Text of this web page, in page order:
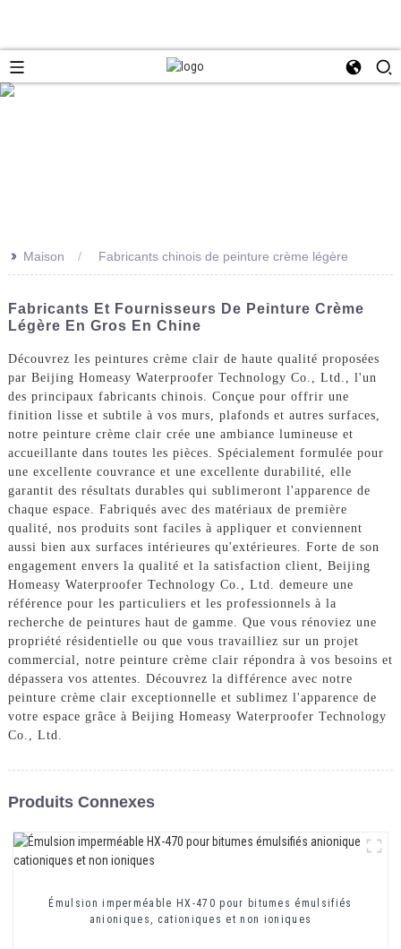
>> Maison Fabricants chinois de peinture crème légère
Fabricants Et Fournisseurs De Peinture Crème
Légère En Gros En Chine
Découvrez les peintures crème clair de haute qualité proposées
par Beijing Homeasy Waterproofer Technology Co., Ltd., l'un
des principaux fabricants chinois. Conçue pour offrir une
finition lisse et subtile à vos murs, plafonds et autres surfaces,
notre peinture crème clair crée une ambiance lumineuse et
accueillante dans toutes les pièces. Spécialement formulée pour
une excellente couvrance et une excellente durabilité, elle
garantit des résultats durables qui sublimeront l'apparence de
chaque espace. Fabriqués avec des matériaux de première
qualité, nos produits sont faciles à appliquer et conviennent
aussi bien aux surfaces intérieures qu'extérieures. Forte de son
engagement envers la qualité et la satisfaction client, Beijing
Homeasy Waterproofer Technology Co., Ltd. demeure une
référence pour les particuliers et les professionnels à la
recherche de peintures haut de gamme. Que vous rénoviez une
propriété résidentielle ou que vous travailliez sur un projet
commercial, notre peinture crème clair répondra à vos besoins et
dépassera vos attentes. Découvrez la différence avec notre
peinture crème clair exceptionnelle et sublimez l'apparence de
votre espace grâce à Beijing Homeasy Waterproofer Technology
Co., Ltd.
Produits Connexes
Émulsion imperméable HX-470 pour bitumes émulsifiés
anioniques, cationiques et non ioniques